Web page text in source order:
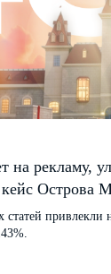
на рекламу,
Острова
привлекли